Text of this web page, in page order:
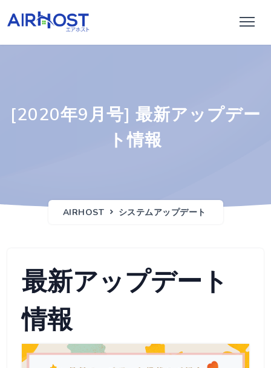
[2020年9月号] 最新アップデー
ト情報
AIRHOST システムアップデート
最新アップデート
情報